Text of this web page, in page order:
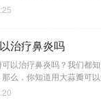
治疗鼻炎吗
以治疗鼻炎吗？我们都
么，你知道用大蒜瓣可